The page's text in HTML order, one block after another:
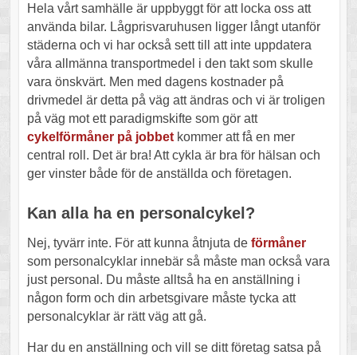
Hela vårt samhälle är uppbyggt för att locka oss att
använda bilar. Lågprisvaruhusen ligger långt utanför
städerna och vi har också sett till att inte uppdatera
våra allmänna transportmedel i den takt som skulle
vara önskvärt. Men med dagens kostnader på
drivmedel är detta på väg att ändras och vi är troligen
på väg mot ett paradigmskifte som gör att
cykelförmåner på jobbetkommer att få en mer
central roll. Det är bra! Att cykla är bra för hälsan och
ger vinster både för de anställda och företagen.
Kan alla ha en personalcykel?
Nej, tyvärr inte. För att kunna åtnjuta de förmåner
som personalcyklar innebär så måste man också vara
just personal. Du måste alltså ha en anställning i
någon form och din arbetsgivare måste tycka att
personalcyklar är rätt väg att gå.
Har du en anställning och vill se ditt företag satsa på